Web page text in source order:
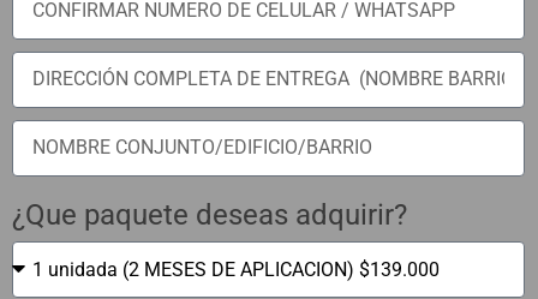
¿Que paquete deseas adquirir?